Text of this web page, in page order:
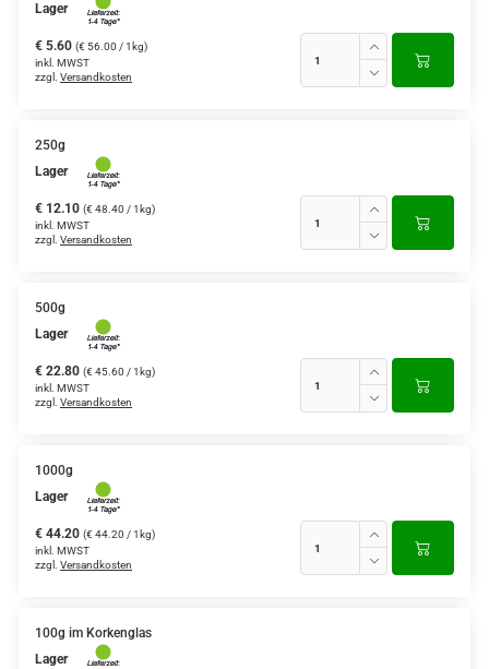
Verschiedene Anbaugebiete
Rooibos Tee
Aromatisierter Grüntee
Aromatisierter Schwarztee
Früchtetee
Lager
€ 5.60 (€ 56.00 / 1kg)
inkl. MWST
zzgl. Versandkosten
250g
Lager
€ 12.10 (€ 48.40 / 1kg)
inkl. MWST
zzgl. Versandkosten
500g
Lager
€ 22.80 (€ 45.60 / 1kg)
inkl. MWST
zzgl. Versandkosten
1000g
Lager
€ 44.20 (€ 44.20 / 1kg)
inkl. MWST
zzgl. Versandkosten
100g im Korkenglas
Lager